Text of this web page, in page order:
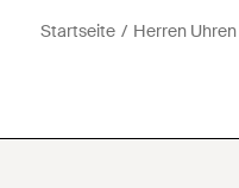
Startseite Herren Uhren